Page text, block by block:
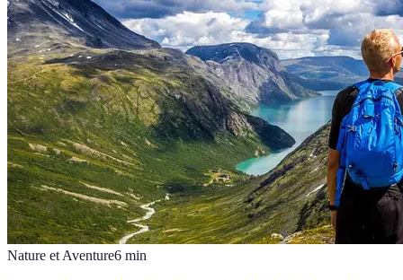
Nature et Aventure6 min